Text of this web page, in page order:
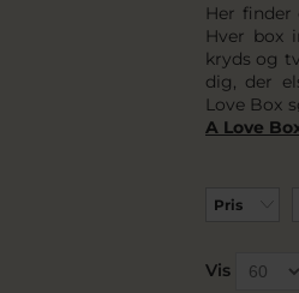
Her finder
Hver box
kryds og
dig, der
Love Box
A Love
Pris
Vis